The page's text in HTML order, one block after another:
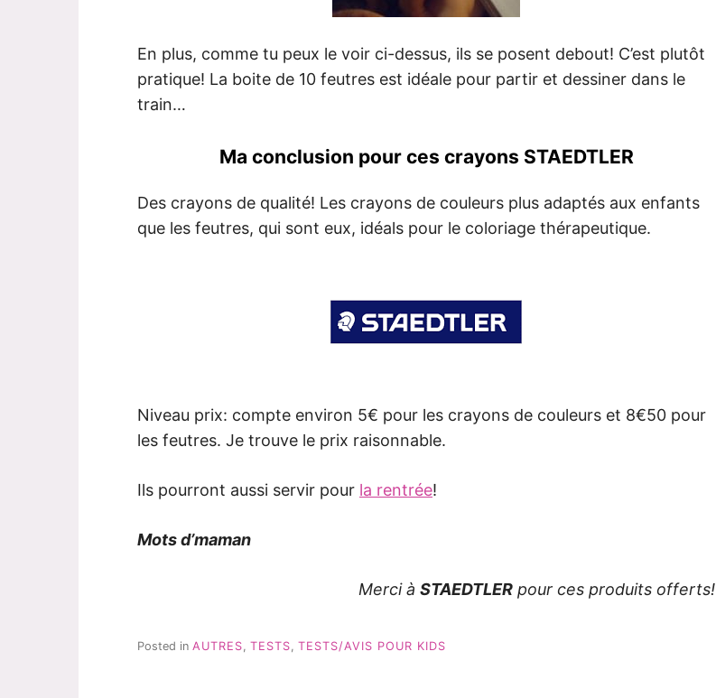
En plus, comme tu peux le voir ci-dessus, ils se posent debout! C’est plutôt
pratique! La boite de 10 feutres est idéale pour partir et dessiner dans le
train…
Ma conclusion pour ces crayons STAEDTLER
Des crayons de qualité! Les crayons de couleurs plus adaptés aux enfants
que les feutres, qui sont eux, idéals pour le coloriage thérapeutique.
Niveau prix: compte environ 5€ pour les crayons de couleurs et 8€50 pour
les feutres. Je trouve le prix raisonnable.
Ils pourront aussi servir pour la rentrée!
Mots d’maman
Merci à STAEDTLER pour ces produits offerts!
Posted in AUTRES TESTS TESTS/AVIS POUR KIDS